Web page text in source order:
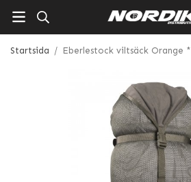
Startsida / Eberlestock viltsäck Orange *